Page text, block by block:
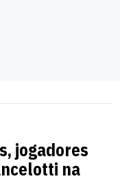
jogadores
na